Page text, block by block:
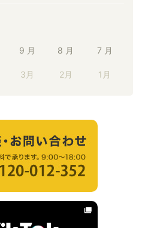
9 月 8 月 7 月
3月 2月 1月